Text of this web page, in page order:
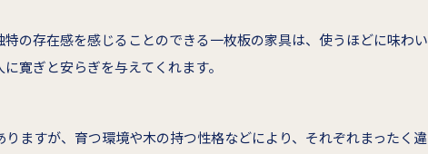
の存在感を感じることのできる一枚板の家具は、使うほどに味わい
寛ぎと安らぎを与えてくれます。
ますが、育つ環境や木の持つ性格などにより、それぞれまったく違